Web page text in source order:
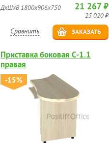
ДхШхВ 1800х906х750 21 267 ₽
25 020 ₽
Сравнить ЗАКАЗАТЬ
Приставка боковая С-1.1
правая
-15%